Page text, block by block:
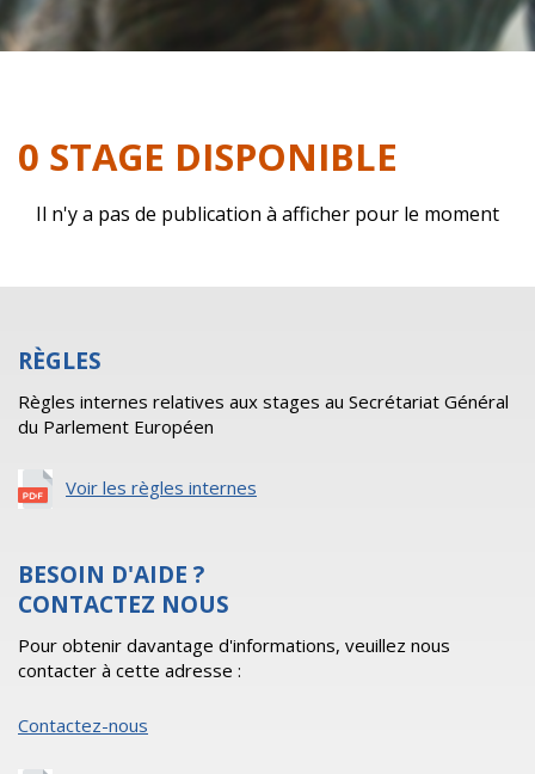
0 STAGE DISPONIBLE
Il n'y a pas de publication à afficher pour le moment
RÈGLES
Règles internes relatives aux stages au Secrétariat Général
du Parlement Européen
Voir les règles internes
BESOIN D'AIDE ?
CONTACTEZ NOUS
Pour obtenir davantage d'informations, veuillez nous
contacter à cette adresse :
Contactez-nous